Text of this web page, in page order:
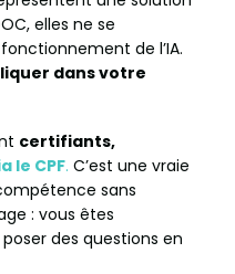
elles ne se
de l’IA.
dans votre
certifiants,
le CPF. C’est une vraie
sans
: vous êtes
des questions en